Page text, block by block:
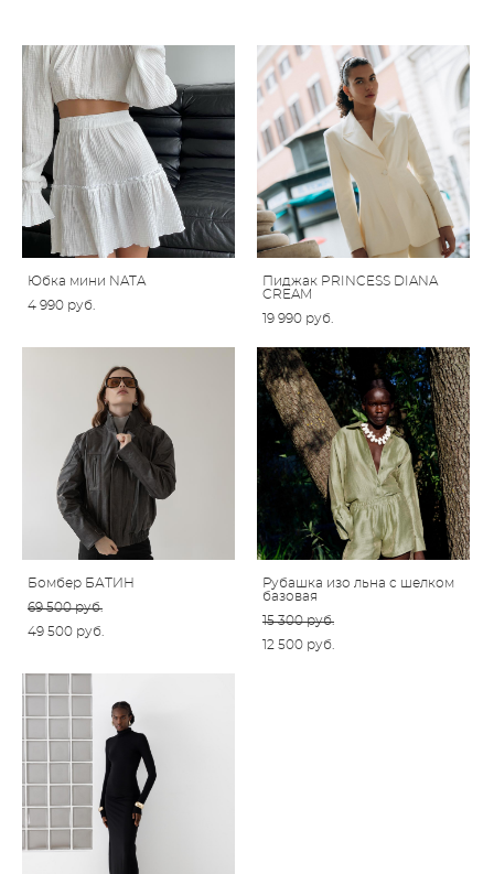
Юбка мини NATA
4 990 pуб.
Пиджак PRINCESS DIANA
CREAM
19 990 pуб.
Бомбер БАТИН
69 500 pуб.
49 500 pуб.
Рубашка изо льна с шелком
базовая
15 300 pуб.
12 500 pуб.